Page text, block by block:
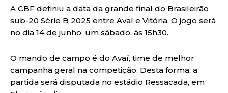
A CBF definiu a data da grande final do Brasileirão
sub-20 Série B 2025 entre Avaí e Vitória. O jogo será
no dia 14 de junho, um sábado, às 15h30.
O mando de campo é do Avaí, time de melhor
campanha geral na competição. Desta forma, a
partida será disputada no estádio Ressacada, em